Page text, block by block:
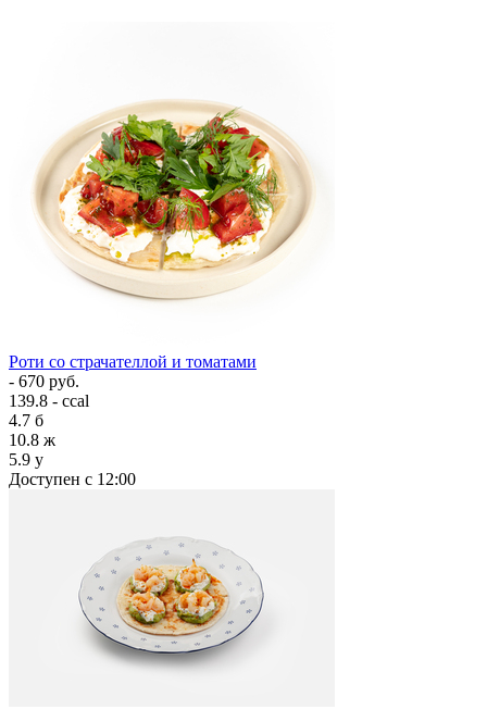
Роти со страчателлой и томатами
- 670 руб.
139.8 - ccal
4.7 б
10.8 ж
5.9 у
Доступен с 12:00